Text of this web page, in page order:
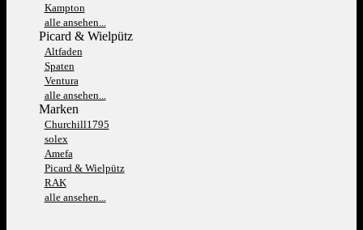
Kampton
alle ansehen...
Picard & Wielpütz
Altfaden
Spaten
Ventura
alle ansehen...
Marken
Churchill1795
solex
Amefa
Picard & Wielpütz
RAK
alle ansehen...